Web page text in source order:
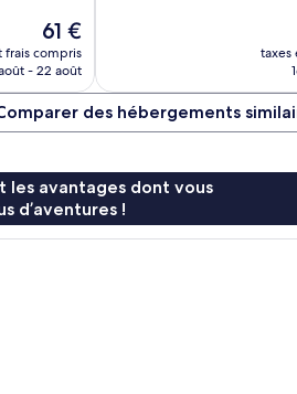
Le
nouveau
prix
de
61 €
frais compris
- 22 août
taxes
des hébergements
les avantages dont vous
d’aventures !